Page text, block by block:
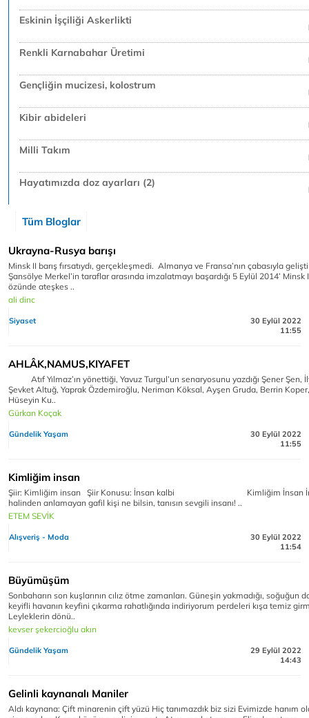
Eskinin İşçiliği Askerlikti
Renkli Karnabahar Üretimi
Gençliğin mucizesi, kolostrum
Kibir abideleri
Milli Takım
Hayatımızda doz ayarları (2)
Tüm Bloglar
Ukrayna-Rusya barışı
Minsk II barış fırsatıydı, gerçekleşmedi. Almanya ve Fransa’nın çabasıyla
Şansölye Merkel’in taraflar arasında imzalatmayı başardığı 5 Eylül 2014’ Minsk
özünde ateşkes ..
ali dinc
Siyaset
30 Eylül 2022
11:55
AHLÂK,NAMUS,KIYAFET
Atıf Yılmaz’ın yönettiği, Yavuz Turgul’un senaryosunu yazdığı Şener Şen,
Şevket Altuğ, Yaprak Özdemiroğlu, Neriman Köksal, Ayşen Gruda, Berrin
Hüseyin Ku..
Gürkan Koçak
Gündelik Yaşam
30 Eylül 2022
11:55
Kimliğim insan
Şiir: Kimliğim insan Şiir Konusu: İnsan kalbi Kimliğim İnsan
halinden anlamayan gafil kişi ne bilsin, tanısın sevgili insanı! ..
ETEM SEVİK
Alışveriş - Moda
30 Eylül 2022
11:54
Büyümüşüm
Sonbaharın son kuşlarının cılız ötme zamanları. Güneşin yakmadığı, soğuğun
keyifli havanın keyfini çıkarma rahatlığında indiriyorum perdeleri kışa temiz
Leyleklerin dönü..
kevser şekercioğlu akın
Gündelik Yaşam
29 Eylül 2022
14:43
Gelinli kaynanalı Maniler
Aldı kaynana: Çift minarenin çift yüzü Hiç tanımazdık biz sizi Evimizde hanım